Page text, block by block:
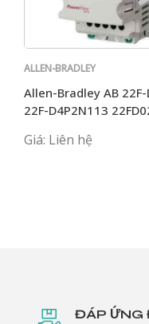
ALLEN-BRADLEY
Allen-Bradley AB
22F-D4P2N113
Giá: Liên hệ
ĐÁP ỨNG